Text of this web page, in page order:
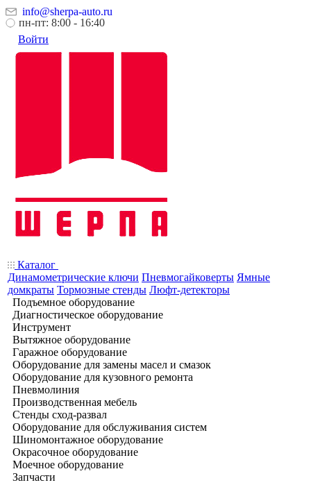
info@sherpa-auto.ru
пн-пт: 8:00 - 16:40
Войти
Каталог
Динамометрические ключи Пневмогайковерты Ямные
домкраты Тормозные стенды Люфт-детекторы
Подъемное оборудование
Диагностическое оборудование
Инструмент
Вытяжное оборудование
Гаражное оборудование
Оборудование для замены масел и смазок
Оборудование для кузовного ремонта
Пневмолиния
Производственная мебель
Стенды сход-развал
Оборудование для обслуживания систем
Шиномонтажное оборудование
Окрасочное оборудование
Моечное оборудование
Запчасти